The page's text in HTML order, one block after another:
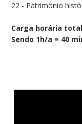
22 - Patrimônio
Carga horária
Sendo 1h/a = 40